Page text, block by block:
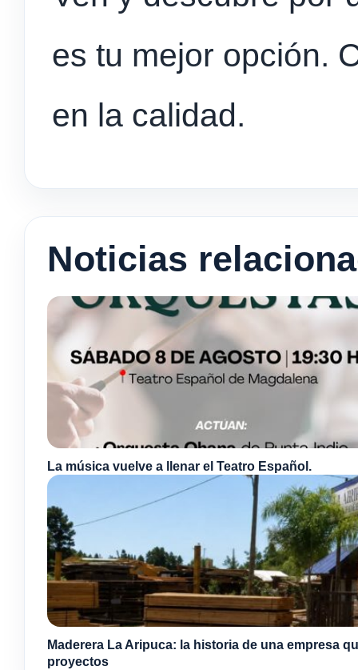
es tu mejor opción.
en la calidad.
Noticias
La música vuelve a llenar el Teatro Español.
Maderera La Aripuca: la historia de una empresa
proyectos